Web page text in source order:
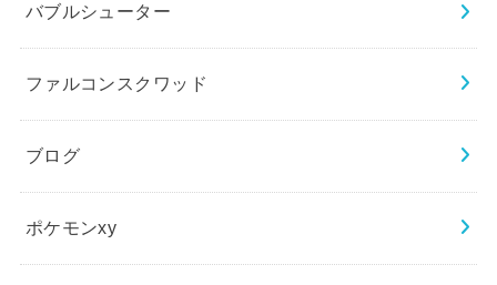
バブルシューター
ファルコンスクワッド
ブログ
ポケモンxy